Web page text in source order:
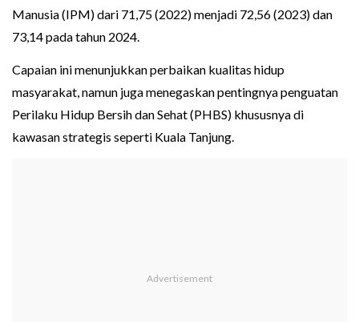
Manusia (IPM) dari 71,75 (2022) menjadi 72,56 (2023) dan
73,14 pada tahun 2024.
Capaian ini menunjukkan perbaikan kualitas hidup
masyarakat, namun juga menegaskan pentingnya penguatan
Perilaku Hidup Bersih dan Sehat (PHBS) khususnya di
kawasan strategis seperti Kuala Tanjung.